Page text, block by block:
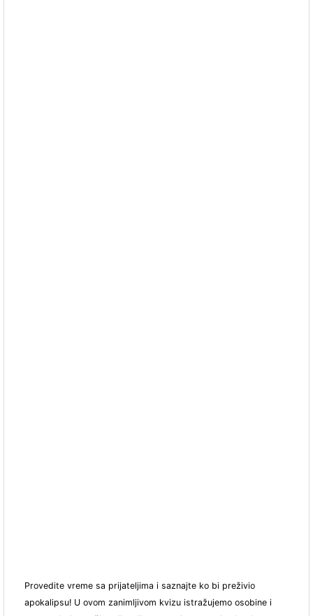
Provedite vreme sa prijateljima i saznajte ko bi preživio
apokalipsu! U ovom zanimljivom kvizu istražujemo osobine i